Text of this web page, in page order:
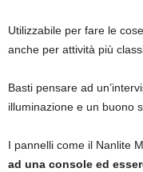
Utilizzabile per fare le
anche per attività più
Basti pensare ad
illuminazione e un buono
I pannelli come il Nanlite
ad una console ed